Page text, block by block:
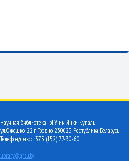
Научная библиотека ГрГУ им. Янки Купалы
ул.Ожешко, 22 г. Гродно 230023 Республика Беларусь
Телефон/факс: +375 (152) 77-30-60
library@grsu.by